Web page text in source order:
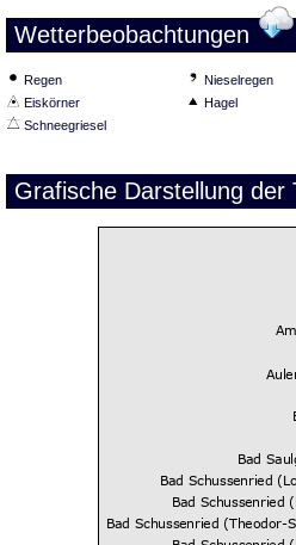
Wetterbeobachtungen
Regen Nieselregen
Eiskörner
Hagel
Schneegriesel
Grafische Darstellung der